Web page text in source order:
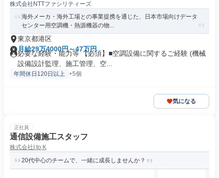
株式会社NTTファシリティーズ
海外メーカ・海外工場との事業提携を通じた、日本市場向けデータ
センター用空調機・熱源機器の物...
東京都港区
月給29万4000円～47万円
必要な経験・能力等 【必須】■空調設備に関するご経験 (機械
設備設計監理、施工管理、空...
年間休日120日以上 +5個
気になる
正社員
通信設備施工スタッフ
株式会社I to K
20代中心のチームで、一緒に成長しませんか？